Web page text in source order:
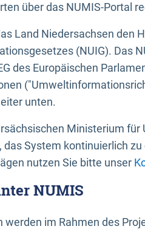
über das NUMIS-Portal
Land Niedersachsen den
(NUIG). Das
des Europäischen
unten.
Ministerium
System kontinuierlich
nutzen Sie bitte unser
NUMIS
im Rahmen des